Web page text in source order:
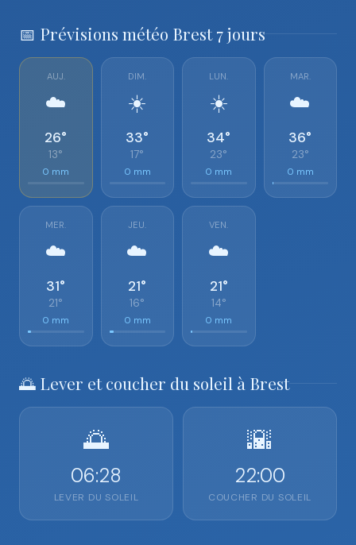
📅 Prévisions météo Brest 7 jours
AUJ.
☁️
26°
13°
0 mm
DIM.
☀️
33°
17°
0 mm
LUN.
☀️
34°
23°
0 mm
MAR.
☁️
36°
23°
0 mm
MER.
☁️
31°
21°
0 mm
JEU.
☁️
21°
16°
0 mm
VEN.
☁️
21°
14°
0 mm
🌅 Lever et coucher du soleil à Brest
🌅
06:28
LEVER DU SOLEIL
🌇
22:00
COUCHER DU SOLEIL